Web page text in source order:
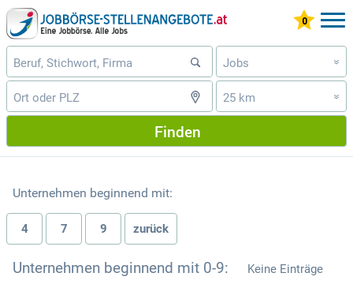
Jobs »
25 km »
Finden
Unternehmen beginnend mit:
4 7 9 zurück
Unternehmen beginnend mit 0-9: Keine Einträge